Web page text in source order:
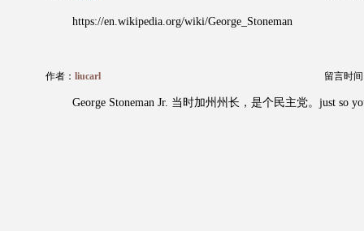
https://en.wikipedia.org/wiki/George_Stoneman
作者： liucarl 留言时间
George Stoneman Jr. 当时加州州长，是个民主党。just so